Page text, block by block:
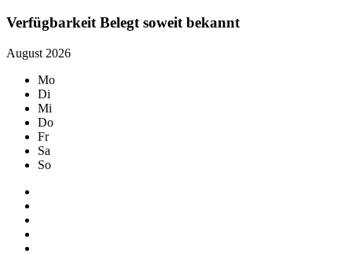
Verfügbarkeit Belegt soweit bekannt
August 2026
Mo
Di
Mi
Do
Fr
Sa
So